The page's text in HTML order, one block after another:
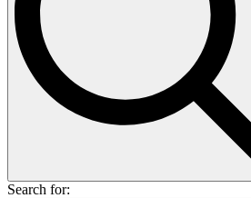
Search for: